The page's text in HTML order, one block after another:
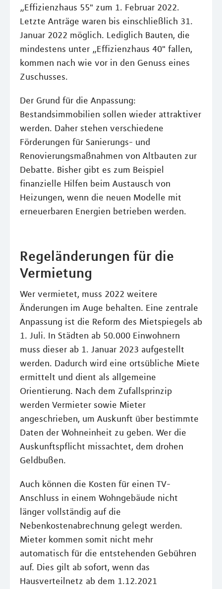
„Effizienzhaus 55" zum 1. Februar 2022.
Letzte Anträge waren bis einschließlich 31.
Januar 2022 möglich. Lediglich Bauten, die
mindestens unter „Effizienzhaus 40" fallen,
kommen nach wie vor in den Genuss eines
Zuschusses.
Der Grund für die Anpassung:
Bestandsimmobilien sollen wieder attraktiver
werden. Daher stehen verschiedene
Förderungen für Sanierungs- und
Renovierungsmaßnahmen von Altbauten zur
Debatte. Bisher gibt es zum Beispiel
finanzielle Hilfen beim Austausch von
Heizungen, wenn die neuen Modelle mit
erneuerbaren Energien betrieben werden.
Regeländerungen für die
Vermietung
Wer vermietet, muss 2022 weitere
Änderungen im Auge behalten. Eine zentrale
Anpassung ist die Reform des Mietspiegels ab
1. Juli. In Städten ab 50.000 Einwohnern
muss dieser ab 1. Januar 2023 aufgestellt
werden. Dadurch wird eine ortsübliche Miete
ermittelt und dient als allgemeine
Orientierung. Nach dem Zufallsprinzip
werden Vermieter sowie Mieter
angeschrieben, um Auskunft über bestimmte
Daten der Wohneinheit zu geben. Wer die
Auskunftspflicht missachtet, dem drohen
Geldbußen.
Auch können die Kosten für einen TV-
Anschluss in einem Wohngebäude nicht
länger vollständig auf die
Nebenkostenabrechnung gelegt werden.
Mieter kommen somit nicht mehr
automatisch für die entstehenden Gebühren
auf. Dies gilt ab sofort, wenn das
Hausverteilnetz ab dem 1.12.2021